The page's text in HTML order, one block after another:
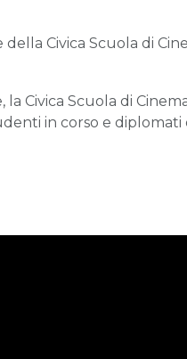
Civica Scuola di
Civica Scuola di
in corso e diplomati